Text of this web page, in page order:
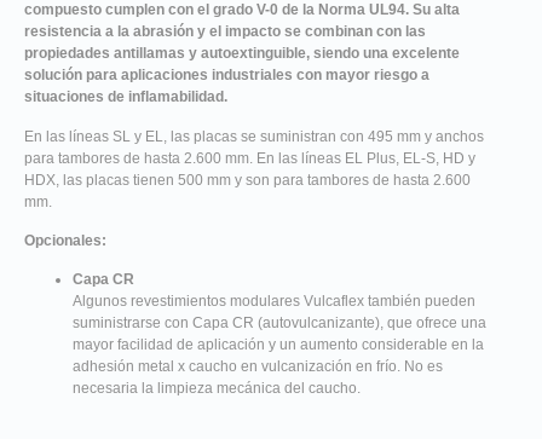
compuesto cumplen con el grado V-0 de la Norma UL94. Su alta
resistencia a la abrasión y el impacto se combinan con las
propiedades antillamas y autoextinguible, siendo una excelente
solución para aplicaciones industriales con mayor riesgo a
situaciones de inflamabilidad.
En las líneas SL y EL, las placas se suministran con 495 mm y anchos
para tambores de hasta 2.600 mm. En las líneas EL Plus, EL-S, HD y
HDX, las placas tienen 500 mm y son para tambores de hasta 2.600
mm.
Opcionales:
Capa CR
Algunos revestimientos modulares Vulcaflex también pueden
suministrarse con Capa CR (autovulcanizante), que ofrece una
mayor facilidad de aplicación y un aumento considerable en la
adhesión metal x caucho en vulcanización en frío. No es
necesaria la limpieza mecánica del caucho.